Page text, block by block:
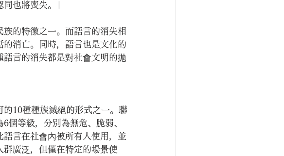
也將喪失。」
的特徵之一。而語言的消失相
消亡。同時，語言也是文化的
言的消失都是對社會文明的拋
10種種族滅絕的形式之一。聯
個等級，分別為無危、脆弱、
言在社會內被所有人使用，並
群廣泛，但僅在特定的場景使